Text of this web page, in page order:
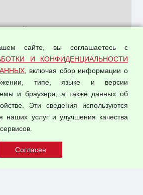
и конфиденциальности
персональных данных
продажи
сайте, вы соглашаетесь с
И КОНФИДЕНЦИАЛЬНОСТИ
, включая сбор информации о
типе, языке и версии
и браузера, а также данных об
Эти сведения используются
наших услуг и улучшения качества